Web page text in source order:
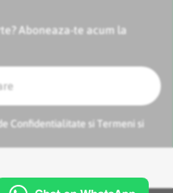
Aboneaza-te acum la
Confidentialitate si
Termeni si